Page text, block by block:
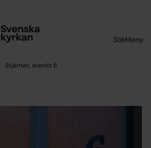
SökMeny
Stjärnan, avsnitt 6